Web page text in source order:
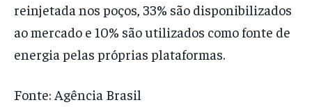
reinjetada nos poços, 33% são disponibilizados
ao mercado e 10% são utilizados como fonte de
energia pelas próprias plataformas.
Fonte: Agência Brasil